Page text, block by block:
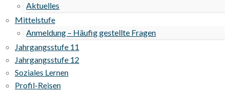
Aktuelles
Mittelstufe
Anmeldung – Häufig gestellte Fragen
Jahrgangsstufe 11
Jahrgangsstufe 12
Soziales Lernen
Profil-Reisen